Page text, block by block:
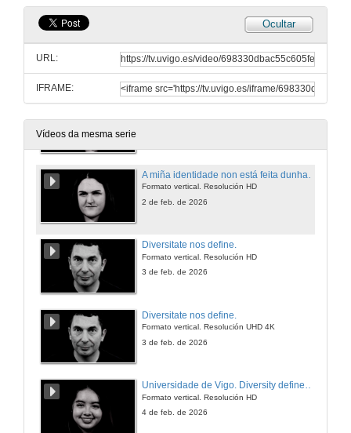
Ocultar
URL:
IFRAME:
Vídeos da mesma serie
Universidade de Vigo. A diversidade defínenos.
Resolución UHD 4K
2 de feb. de 2026
A miña identidade non está feita dunha soa peza, senón de todas as pezas que atopei e que aceptei.
Formato vertical. Resolución HD
2 de feb. de 2026
Diversitate nos define.
Formato vertical. Resolución HD
3 de feb. de 2026
Diversitate nos define.
Formato vertical. Resolución UHD 4K
3 de feb. de 2026
Universidade de Vigo. Diversity defines us.
Formato vertical. Resolución HD
4 de feb. de 2026